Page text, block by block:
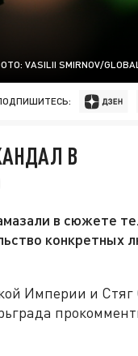
VASILII SMIRNOV/
В
в сюжете
конкретных
Империи и Стяг